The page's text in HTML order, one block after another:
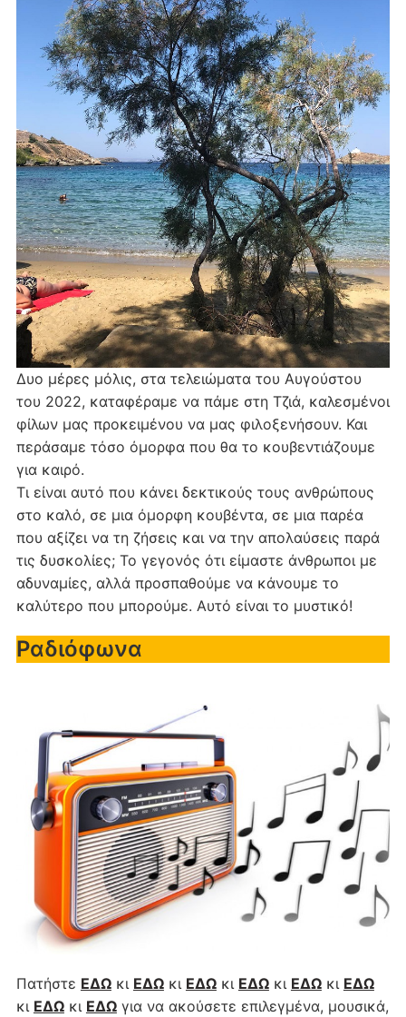
Δυο μέρες μόλις, στα τελειώματα του Αυγούστου
του 2022, καταφέραμε να πάμε στη Τζιά, καλεσμένοι
φίλων μας προκειμένου να μας φιλοξενήσουν. Και
περάσαμε τόσο όμορφα που θα το κουβεντιάζουμε
για καιρό.
Τι είναι αυτό που κάνει δεκτικούς τους ανθρώπους
στο καλό, σε μια όμορφη κουβέντα, σε μια παρέα
που αξίζει να τη ζήσεις και να την απολαύσεις παρά
τις δυσκολίες; Το γεγονός ότι είμαστε άνθρωποι με
αδυναμίες, αλλά προσπαθούμε να κάνουμε το
καλύτερο που μπορούμε. Αυτό είναι το μυστικό!
Ραδιόφωνα
Πατήστε ΕΔΩκι ΕΔΩκι ΕΔΩκι ΕΔΩκι ΕΔΩκι ΕΔΩ
κι ΕΔΩκι ΕΔΩγια να ακούσετε επιλεγμένα, μουσικά,